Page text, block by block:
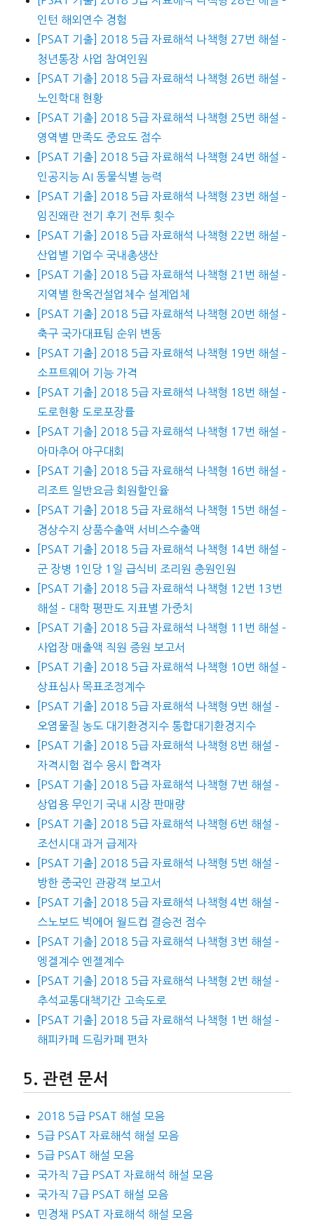
인턴 해외연수 경험
[PSAT 기출] 2018 5급 자료해석 나책형 27번 해설 –
청년통장 사업 참여인원
[PSAT 기출] 2018 5급 자료해석 나책형 26번 해설 –
노인학대 현황
[PSAT 기출] 2018 5급 자료해석 나책형 25번 해설 –
영역별 만족도 중요도 점수
[PSAT 기출] 2018 5급 자료해석 나책형 24번 해설 –
인공지능 AI 동물식별 능력
[PSAT 기출] 2018 5급 자료해석 나책형 23번 해설 –
임진왜란 전기 후기 전투 횟수
[PSAT 기출] 2018 5급 자료해석 나책형 22번 해설 –
산업별 기업수 국내총생산
[PSAT 기출] 2018 5급 자료해석 나책형 21번 해설 –
지역별 한옥건설업체수 설계업체
[PSAT 기출] 2018 5급 자료해석 나책형 20번 해설 –
축구 국가대표팀 순위 변동
[PSAT 기출] 2018 5급 자료해석 나책형 19번 해설 –
소프트웨어 기능 가격
[PSAT 기출] 2018 5급 자료해석 나책형 18번 해설 –
도로현황 도로포장률
[PSAT 기출] 2018 5급 자료해석 나책형 17번 해설 –
아마추어 야구대회
[PSAT 기출] 2018 5급 자료해석 나책형 16번 해설 –
리조트 일반요금 회원할인율
[PSAT 기출] 2018 5급 자료해석 나책형 15번 해설 –
경상수지 상품수출액 서비스수출액
[PSAT 기출] 2018 5급 자료해석 나책형 14번 해설 –
군 장병 1인당 1일 급식비 조리원 충원인원
[PSAT 기출] 2018 5급 자료해석 나책형 12번 13번
해설 – 대학 평판도 지표별 가중치
[PSAT 기출] 2018 5급 자료해석 나책형 11번 해설 –
사업장 매출액 직원 증원 보고서
[PSAT 기출] 2018 5급 자료해석 나책형 10번 해설 –
상표심사 목표조정계수
[PSAT 기출] 2018 5급 자료해석 나책형 9번 해설 –
오염물질 농도 대기환경지수 통합대기환경지수
[PSAT 기출] 2018 5급 자료해석 나책형 8번 해설 –
자격시험 접수 응시 합격자
[PSAT 기출] 2018 5급 자료해석 나책형 7번 해설 –
상업용 무인기 국내 시장 판매량
[PSAT 기출] 2018 5급 자료해석 나책형 6번 해설 –
조선시대 과거 급제자
[PSAT 기출] 2018 5급 자료해석 나책형 5번 해설 –
방한 중국인 관광객 보고서
[PSAT 기출] 2018 5급 자료해석 나책형 4번 해설 –
스노보드 빅에어 월드컵 결승전 점수
[PSAT 기출] 2018 5급 자료해석 나책형 3번 해설 –
엥겔계수 엔젤계수
[PSAT 기출] 2018 5급 자료해석 나책형 2번 해설 –
추석교통대책기간 고속도로
[PSAT 기출] 2018 5급 자료해석 나책형 1번 해설 –
해피카페 드림카페 편차
관련 문서
2018 5급 PSAT 해설 모음
5급 PSAT 자료해석 해설 모음
5급 PSAT 해설 모음
국가직 7급 PSAT 자료해석 해설 모음
국가직 7급 PSAT 해설 모음
민경채 PSAT 자료해석 해설 모음